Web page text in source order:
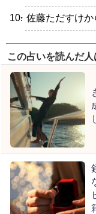
・佐藤ただすけ
この占いを読んだ